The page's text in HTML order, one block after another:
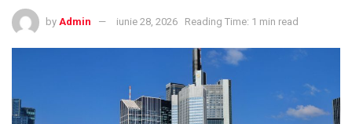
by Admin iunie 28, 2026 Reading Time: 1 min read